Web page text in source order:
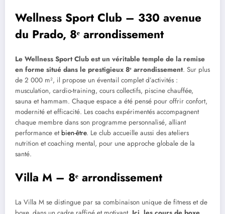
Wellness Sport Club – 330 avenue
du Prado, 8ᵉ arrondissement
Le Wellness Sport Club est un véritable temple de la remise
en forme situé dans le prestigieux 8ᵉ arrondissement. Sur plus
de 2 000 m², il propose un éventail complet d’activités :
musculation, cardio-training, cours collectifs, piscine chauffée,
sauna et hammam. Chaque espace a été pensé pour offrir confort,
modernité et efficacité. Les coachs expérimentés accompagnent
chaque membre dans son programme personnalisé, alliant
performance et bien-être. Le club accueille aussi des ateliers
nutrition et coaching mental, pour une approche globale de la
santé.
Villa M – 8ᵉ arrondissement
La Villa M se distingue par sa combinaison unique de fitness et de